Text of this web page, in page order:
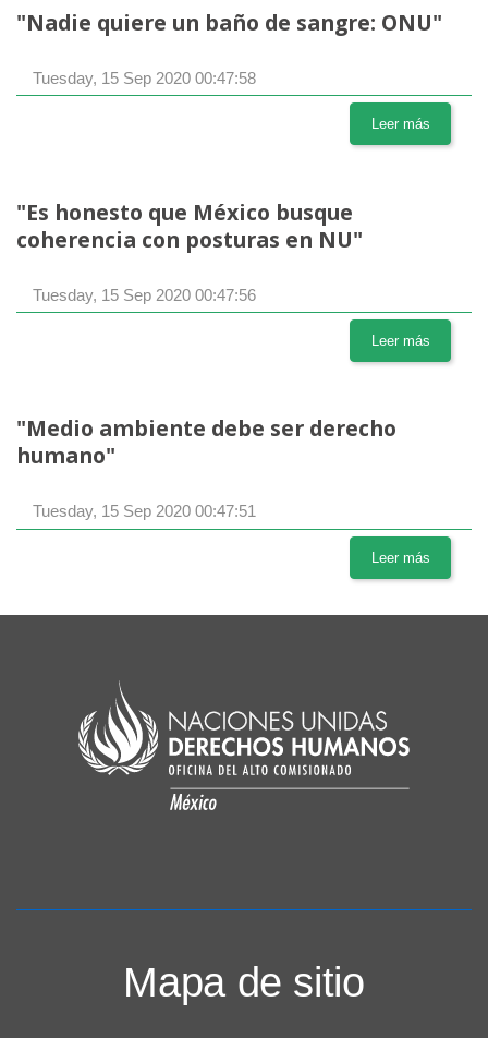
"Nadie quiere un baño de sangre: ONU"
Tuesday, 15 Sep 2020 00:47:58
Leer más
"Es honesto que México busque
coherencia con posturas en NU"
Tuesday, 15 Sep 2020 00:47:56
Leer más
"Medio ambiente debe ser derecho
humano"
Tuesday, 15 Sep 2020 00:47:51
Leer más
Mapa de sitio